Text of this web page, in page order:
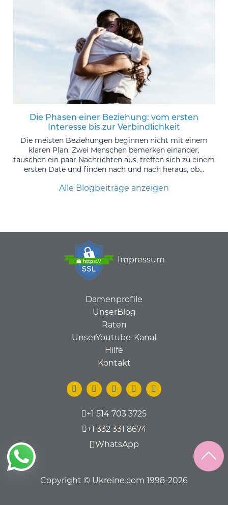
Die Phasen einer Beziehung: vom ersten
Interesse bis zur Verbindlichkeit
Die meisten Beziehungen beginnen nicht mit einem
klaren Plan. Zwei Menschen bemerken einander,
tauschen ein paar Nachrichten aus, treffen sich zu einem
ersten Date und finden nach und nach heraus, ob...
Alle Blogbeiträge anzeigen
Impressum
Damenprofile
UnserBlog
Raten
UnserYoutube-Kanal
Hilfe
Kontakt
+1 514 703 3725
+1 332 331 8674
WhatsApp
Copyright © Ukreine.com 1998-2026